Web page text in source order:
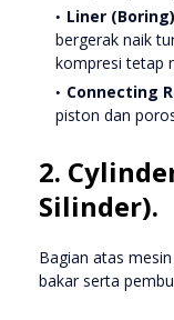
Liner (Boring)
bergerak naik
kompresi tetap
Connecting
piston dan
2.
Silinder).
Bagian atas
bakar serta